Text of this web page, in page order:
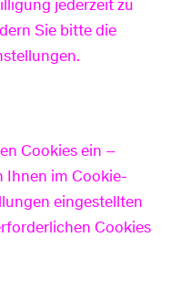
jederzeit zu
Sie bitte die
Cookies ein –
Ihnen im Cookie-
eingestellten
Cookies